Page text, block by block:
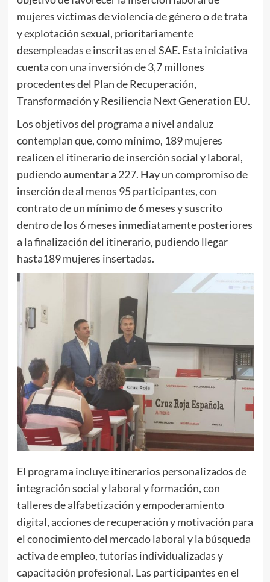
mujeres víctimas de violencia de género o de trata
y explotación sexual, prioritariamente
desempleadas e inscritas en el SAE. Esta iniciativa
cuenta con una inversión de 3,7 millones
procedentes del Plan de Recuperación,
Transformación y Resiliencia Next Generation EU.
Los objetivos del programa a nivel andaluz
contemplan que, como mínimo, 189 mujeres
realicen el itinerario de inserción social y laboral,
pudiendo aumentar a 227. Hay un compromiso de
inserción de al menos 95 participantes, con
contrato de un mínimo de 6 meses y suscrito
dentro de los 6 meses inmediatamente posteriores
a la finalización del itinerario, pudiendo llegar
hasta189 mujeres insertadas.
El programa incluye itinerarios personalizados de
integración social y laboral y formación, con
talleres de alfabetización y empoderamiento
digital, acciones de recuperación y motivación para
el conocimiento del mercado laboral y la búsqueda
activa de empleo, tutorías individualizadas y
capacitación profesional. Las participantes en el